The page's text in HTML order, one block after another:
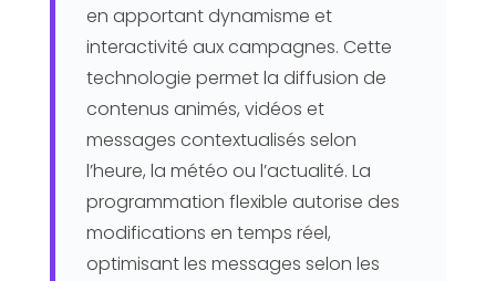
en apportant dynamisme et
interactivité aux campagnes. Cette
technologie permet la diffusion de
contenus animés, vidéos et
messages contextualisés selon
l’heure, la météo ou l’actualité. La
programmation flexible autorise des
modifications en temps réel,
optimisant les messages selon les